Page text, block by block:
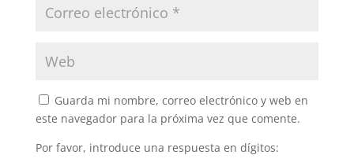
Guarda mi nombre, correo electrónico y web en
este navegador para la próxima vez que comente.
Por favor, introduce una respuesta en dígitos: